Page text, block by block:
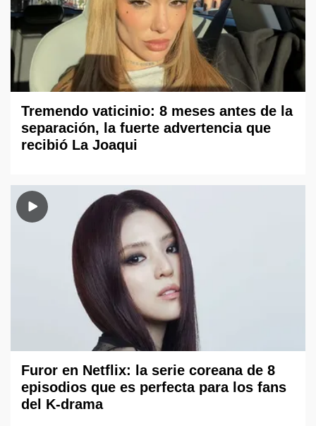
Tremendo vaticinio: 8 meses antes de la
separación, la fuerte advertencia que
recibió La Joaqui
Furor en Netflix: la serie coreana de 8
episodios que es perfecta para los fans
del K-drama